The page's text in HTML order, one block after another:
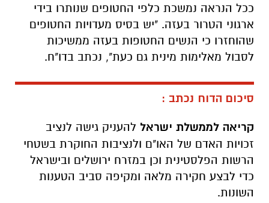
ככל הנראה נמשכת כלפי החטופים שנותרו בידי
ארגוני הטרור בעזה. "יש בסיס מעדויות החטופים
שהוחזרו כי הנשים החטופות בעזה ממשיכות
לסבול מאלימות מינית גם כעת", נכתב בדו"ח.
סיכום הדוח נכתב :
קריאה לממשלת ישראל להעניק גישה לנציב
זכויות האדם של האו"ם ולנציבות החוקרת בשטחי
הרשות הפלסטינית וכן במזרח ירושלים ובישראל
כדי לבצע חקירה מלאה ומקיפה סביב הטענות
השונות.